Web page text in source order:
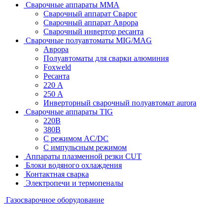
Сварочные аппараты MMA
Сварочный аппарат Сварог
Сварочный аппарат Аврора
Сварочный инвертор ресанта
Сварочные полуавтоматы MIG/MAG
Аврора
Полуавтоматы для сварки алюминия
Foxweld
Ресанта
220 А
250 А
Инверторный сварочный полуавтомат aurora
Сварочные аппараты TIG
220В
380В
С режимом AC/DC
С импульсным режимом
Аппараты плазменной резки CUT
Блоки водяного охлаждения
Контактная сварка
Электропечи и термопеналы
Газосварочное оборудование